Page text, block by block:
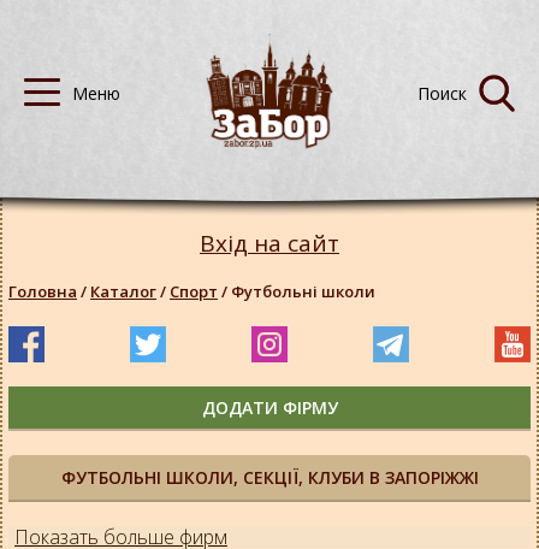
ФУТБОЛЬНІ ШКОЛИ, СЕКЦІЇ, КЛУБИ В ЗАПОРІЖЖІ
Показать больше фирм
Вхід на сайт
Головна / Каталог/ Спорт / Футбольні школи
ДОДАТИ ФІРМУ